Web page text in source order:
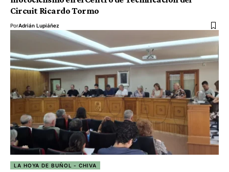
Circuit Ricardo Tormo
PorAdrián Lupiáñez
LA HOYA DE BUÑOL - CHIVA